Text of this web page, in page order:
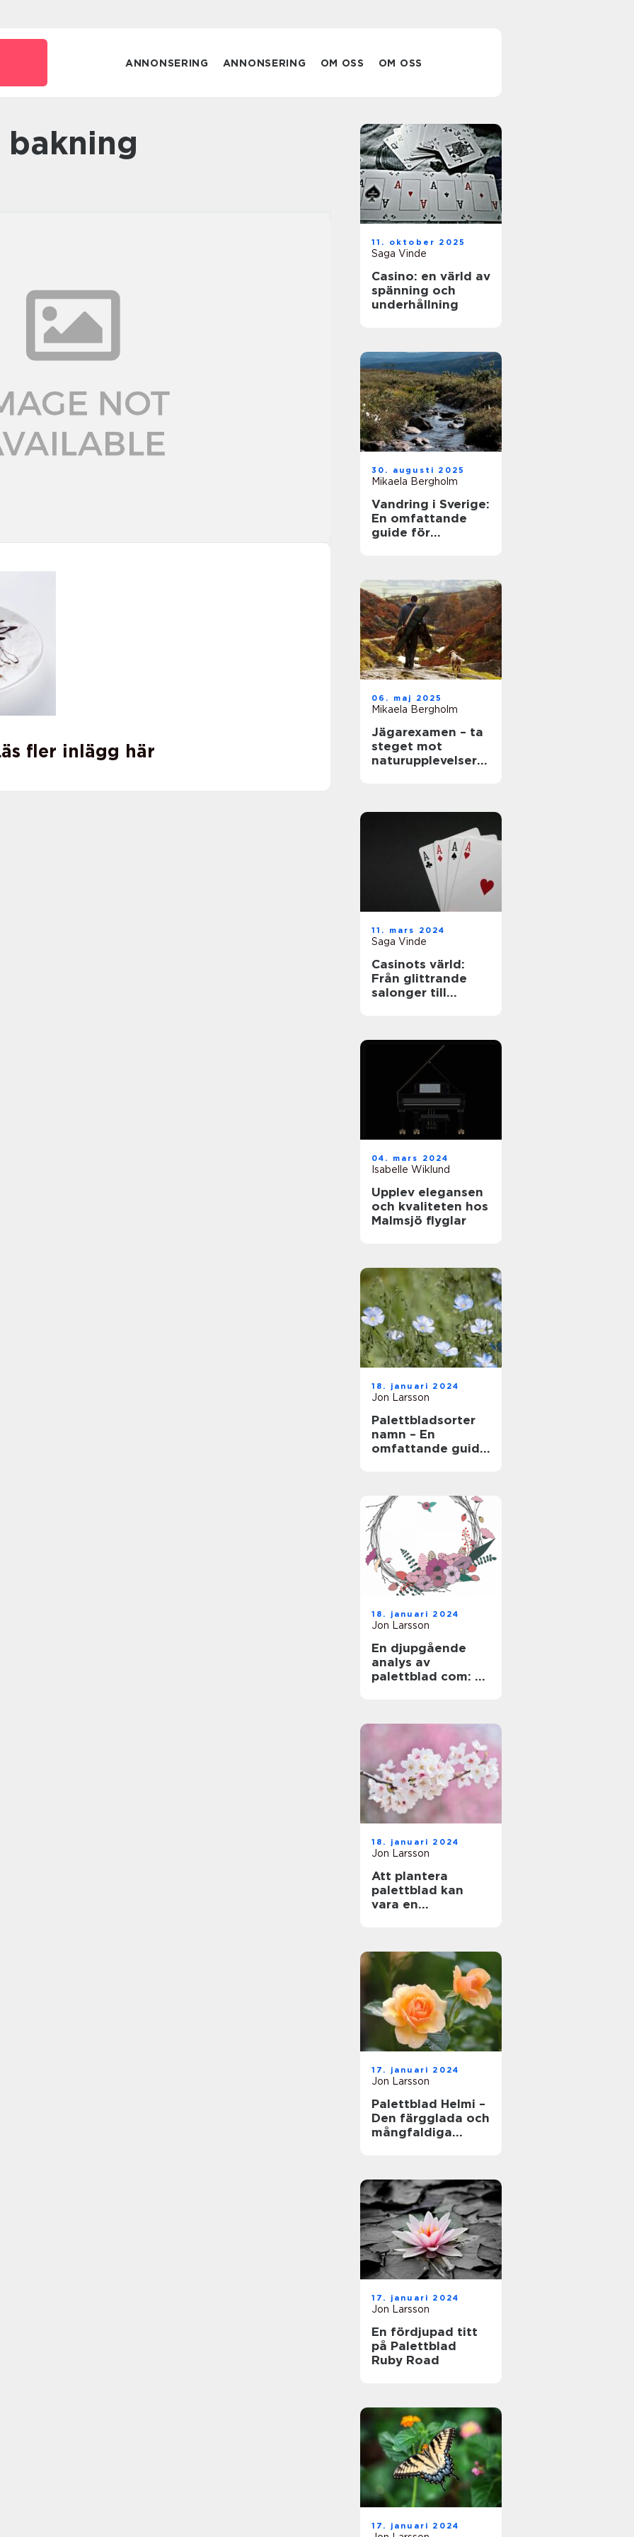
ANNONSERING ANNONSERING OM OSS OM OSS
bakning
fler inlägg här
11. oktober 2025
Saga Vinde
Casino: en värld av
spänning och
underhållning
30. augusti 2025
Mikaela Bergholm
Vandring i Sverige:
En omfattande
guide för
06. maj 2025
Mikaela Bergholm
Jägarexamen – ta
steget mot
naturupplevelser
11. mars 2024
Saga Vinde
Casinots värld:
Från glittrande
salonger till
04. mars 2024
Isabelle Wiklund
Upplev elegansen
och kvaliteten hos
Malmsjö flyglar
18. januari 2024
Jon Larsson
Palettbladsorter
namn – En
omfattande guide
18. januari 2024
Jon Larsson
En djupgående
analys av
palettblad com: En
18. januari 2024
Jon Larsson
Att plantera
palettblad kan
vara en
trädgårdsmästare
och nybörjare
17. januari 2024
Jon Larsson
Palettblad Helmi –
Den färgglada och
mångfaldiga
17. januari 2024
Jon Larsson
En fördjupad titt
på Palettblad
Ruby Road
17. januari 2024